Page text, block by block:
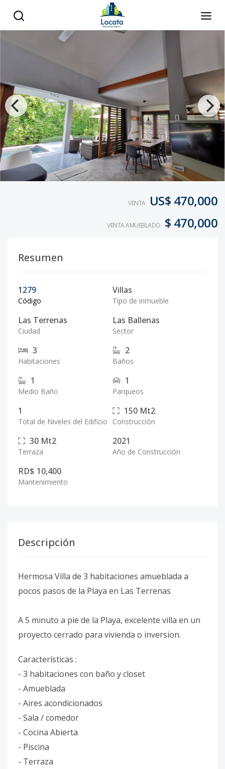
VENTA US$ 470,000
VENTA AMUEBLADO $ 470,000
Resumen
1279
Código
Villas
Tipo de inmueble
Las Terrenas
Ciudad
Las Ballenas
Sector
3
Habitaciones
2
Baños
1
Medio Baño
1
Parqueos
1
Total de Niveles del Edificio
150 Mt2
Construcción
30 Mt2
Terraza
2021
Año de Construcción
RD$ 10,400
Mantenimiento
Descripción
Hermosa Villa de 3 habitaciones amueblada a
pocos pasos de la Playa en Las Terrenas
A 5 minuto a pie de la Playa, excelente villa en un
proyecto cerrado para vivienda o inversion.
Características :
- 3 habitaciones con baño y closet
- Amueblada
- Aires acondicionados
- Sala / comedor
- Cocina Abierta
- Piscina
- Terraza